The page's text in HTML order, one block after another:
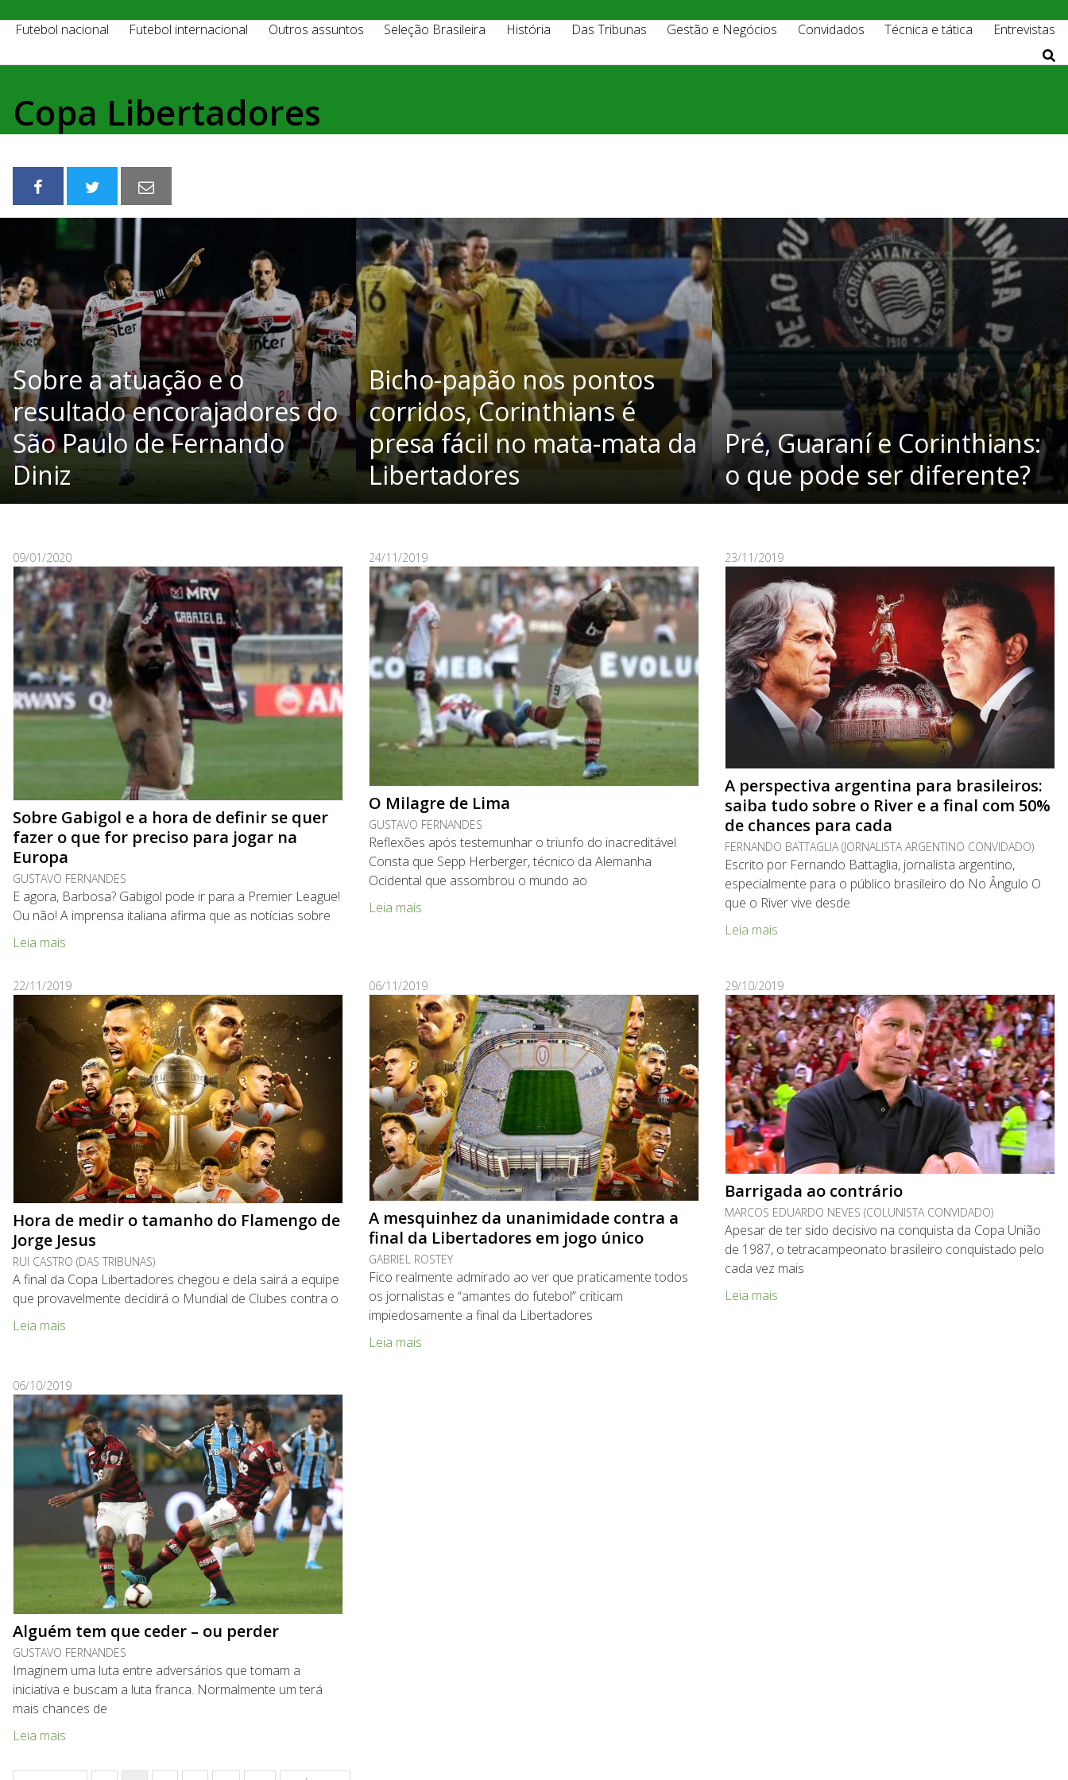
Futebol nacional Futebol internacional Outros assuntos Seleção Brasileira História Das Tribunas Gestão e Negócios Convidados Técnica e tática Entrevistas
Copa Libertadores
Sobre a atuação e o
resultado encorajadores do
São Paulo de Fernando
Diniz
Bicho-papão nos pontos
corridos, Corinthians é
presa fácil no mata-mata da
Libertadores
Pré, Guaraní e Corinthians:
o que pode ser diferente?
09/01/2020
Sobre Gabigol e a hora de definir se quer
fazer o que for preciso para jogar na
Europa
GUSTAVO FERNANDES
E agora, Barbosa? Gabigol pode ir para a Premier League!
Ou não! A imprensa italiana afirma que as notícias sobre
Leia mais
24/11/2019
O Milagre de Lima
GUSTAVO FERNANDES
Reflexões após testemunhar o triunfo do inacreditável
Consta que Sepp Herberger, técnico da Alemanha
Ocidental que assombrou o mundo ao
Leia mais
23/11/2019
A perspectiva argentina para brasileiros:
saiba tudo sobre o River e a final com 50%
de chances para cada
FERNANDO BATTAGLIA (JORNALISTA ARGENTINO CONVIDADO)
Escrito por Fernando Battaglia, jornalista argentino,
especialmente para o público brasileiro do No Ângulo O
que o River vive desde
Leia mais
22/11/2019
Hora de medir o tamanho do Flamengo de
Jorge Jesus
RUI CASTRO (DAS TRIBUNAS)
A final da Copa Libertadores chegou e dela sairá a equipe
que provavelmente decidirá o Mundial de Clubes contra o
Leia mais
06/11/2019
A mesquinhez da unanimidade contra a
final da Libertadores em jogo único
GABRIEL ROSTEY
Fico realmente admirado ao ver que praticamente todos
os jornalistas e “amantes do futebol” criticam
impiedosamente a final da Libertadores
Leia mais
29/10/2019
Barrigada ao contrário
MARCOS EDUARDO NEVES (COLUNISTA CONVIDADO)
Apesar de ter sido decisivo na conquista da Copa União
de 1987, o tetracampeonato brasileiro conquistado pelo
cada vez mais
Leia mais
06/10/2019
Alguém tem que ceder – ou perder
GUSTAVO FERNANDES
Imaginem uma luta entre adversários que tomam a
iniciativa e buscam a luta franca. Normalmente um terá
mais chances de
Leia mais